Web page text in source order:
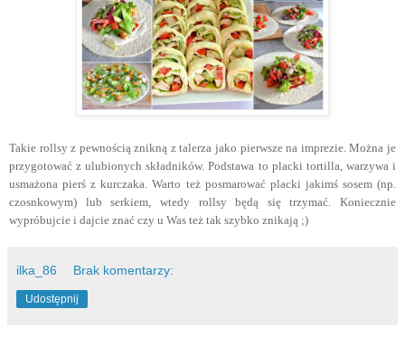
Takie rollsy z pewnością znikną z talerza jako pierwsze na imprezie. Można je
przygotować z ulubionych składników. Podstawa to placki tortilla, warzywa i
usmażona pierś z kurczaka. Warto też posmarować placki jakimś sosem (np.
czosnkowym) lub serkiem, wtedy rollsy będą się trzymać. Koniecznie
wypróbujcie i dajcie znać czy u Was też tak szybko znikają ;)
ilka_86 Brak komentarzy:
Udostępnij